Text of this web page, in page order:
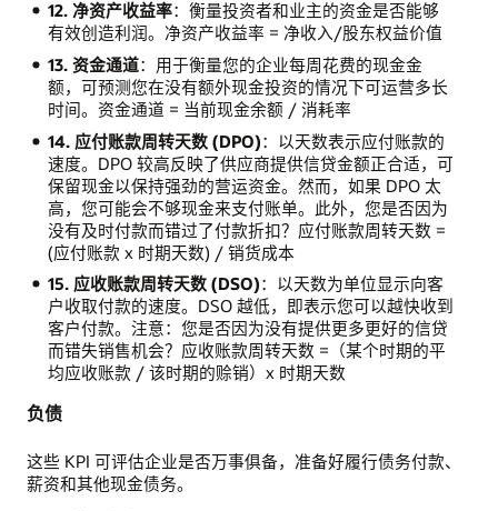
12. 净资产收益率：衡量投资者和业主的资金是否能够
有效创造利润。净资产收益率 = 净收入/股东权益价值
13. 资金通道：用于衡量您的企业每周花费的现金金
额，可预测您在没有额外现金投资的情况下可运营多长
时间。资金通道 = 当前现金余额 / 消耗率
14. 应付账款周转天数 (DPO)：以天数表示应付账款的
速度。DPO 较高反映了供应商提供信贷金额正合适，可
保留现金以保持强劲的营运资金。然而，如果 DPO 太
高，您可能会不够现金来支付账单。此外，您是否因为
没有及时付款而错过了付款折扣？应付账款周转天数 =
(应付账款 x 时期天数) / 销货成本
15. 应收账款周转天数 (DSO)：以天数为单位显示向客
户收取付款的速度。DSO 越低，即表示您可以越快收到
客户付款。注意：您是否因为没有提供更多更好的信贷
而错失销售机会？应收账款周转天数 =（某个时期的平
均应收账款 / 该时期的赊销）x 时期天数
负债
这些 KPI 可评估企业是否万事俱备，准备好履行债务付款、
薪资和其他现金债务。